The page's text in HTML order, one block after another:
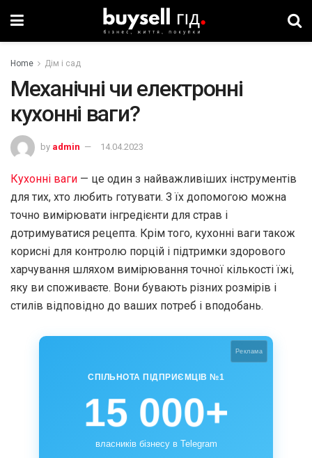
Home Дім і сад
Механічні чи електронні
кухонні ваги?
by admin 14.04.2023
Кухонні ваги — це один з найважливіших інструментів
для тих, хто любить готувати. З їх допомогою можна
точно вимірювати інгредієнти для страв і
дотримуватися рецепта. Крім того, кухонні ваги також
корисні для контролю порцій і підтримки здорового
харчування шляхом вимірювання точної кількості їжі,
яку ви споживаєте. Вони бувають різних розмірів і
стилів відповідно до ваших потреб і вподобань.
Реклама
СПІЛЬНОТА ПІДПРИЄМЦІВ №1
15 000+
власників бізнесу в Telegram